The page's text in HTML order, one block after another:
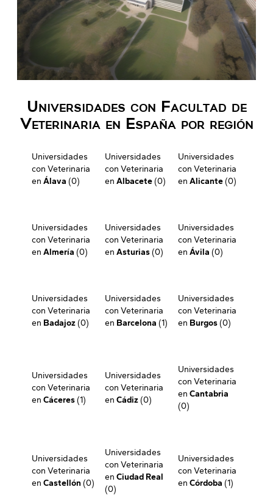
Universidades con Facultad de
Veterinaria en España por región
Universidades
con Veterinaria
en Álava (0)
Universidades
con Veterinaria
en Albacete(0)
Universidades
con Veterinaria
en Alicante(0)
Universidades
con Veterinaria
en Almería (0)
Universidades
con Veterinaria
en Asturias(0)
Universidades
con Veterinaria
en Ávila (0)
Universidades
con Veterinaria
en Badajoz(0)
Universidades
con Veterinaria
en Barcelona (1)
Universidades
con Veterinaria
en Burgos(0)
Universidades
con Veterinaria
en Cáceres(1)
Universidades
con Veterinaria
en Cádiz(0)
Universidades
con Veterinaria
en Cantabria
(0)
Universidades
con Veterinaria
en Castellón(0)
Universidades
con Veterinaria
en Ciudad Real
(0)
Universidades
con Veterinaria
en Córdoba (1)